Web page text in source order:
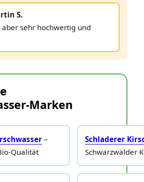
S.
aber sehr hochwertig und
–
Schladerer
Schwarzwälder